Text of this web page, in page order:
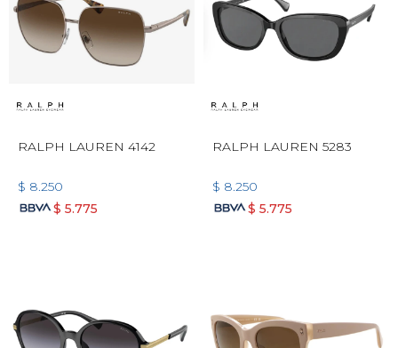
RALPH LAUREN 4142
$ 8.250
$ 5.775
RALPH LAUREN 5283
$ 8.250
$ 5.775